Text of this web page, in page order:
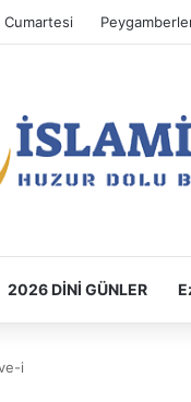
2026 DİNİ GÜNLER
i